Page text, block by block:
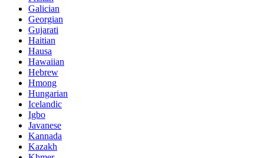
Galician
Georgian
Gujarati
Haitian
Hausa
Hawaiian
Hebrew
Hmong
Hungarian
Icelandic
Igbo
Javanese
Kannada
Kazakh